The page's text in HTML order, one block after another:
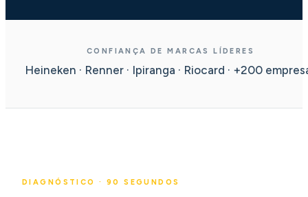
CONFIANÇA DE MARCAS LÍDERES
Heineken · Renner · Ipiranga · Riocard · +200
DIAGNÓSTICO · 90 SEGUNDOS